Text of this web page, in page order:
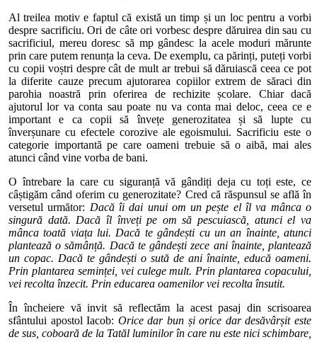
Al treilea motiv e faptul că există un timp și un loc pentru a vorbi
despre sacrificiu. Ori de câte ori vorbesc despre dăruirea din sau cu
sacrificiul, mereu doresc să mp gândesc la acele moduri mărunte
prin care putem renunța la ceva. De exemplu, ca părinți, puteți vorbi
cu copii voștri despre cât de mult ar trebui să dăruiască ceea ce pot
la diferite cauze precum ajutorarea copiilor extrem de săraci din
parohia noastră prin oferirea de rechizite școlare. Chiar dacă
ajutorul lor va conta sau poate nu va conta mai deloc, ceea ce e
important e ca copii să învețe generozitatea și să lupte cu
înverșunare cu efectele corozive ale egoismului. Sacrificiu este o
categorie importantă pe care oameni trebuie să o aibă, mai ales
atunci când vine vorba de bani.
O întrebare la care cu siguranță vă gândiți deja cu toți este, ce
câștigăm când oferim cu generozitate? Cred că răspunsul se află în
versetul următor: Dacă îi dai unui om un pește el îl va mânca o
singură dată. Dacă îl înveți pe om să pescuiască, atunci el va
mânca toată viața lui. Dacă te gândești cu un an înainte, atunci
plantează o sămânță. Dacă te gândești zece ani înainte, plantează
un copac. Dacă te gândești o sută de ani înainte, educă oameni.
Prin plantarea seminței, vei culege mult. Prin plantarea copacului,
vei recolta înzecit. Prin educarea oamenilor vei recolta însutit.
În încheiere vă invit să reflectăm la acest pasaj din scrisoarea
sfântului apostol Iacob: Orice dar bun și orice dar desăvârșit este
de sus, coboară de la Tatăl luminilor în care nu este nici schimbare,